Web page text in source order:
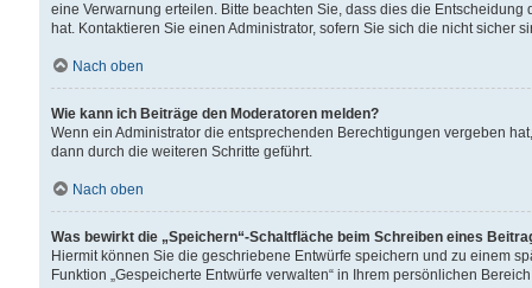
eine Verwarnung erteilen. Bitte beachten Sie, dass dies die
hat. Kontaktieren Sie einen Administrator, sofern Sie sich die nicht sicher
Nach oben
Wie kann ich Beiträge den Moderatoren melden?
Wenn ein Administrator die entsprechenden Berechtigungen vergeben
dann durch die weiteren Schritte geführt.
Nach oben
Was bewirkt die „Speichern“-Schaltfläche beim Schreiben eines
Hiermit können Sie die geschriebene Entwürfe speichern und zu einem
Funktion „Gespeicherte Entwürfe verwalten“ in Ihrem persönlichen